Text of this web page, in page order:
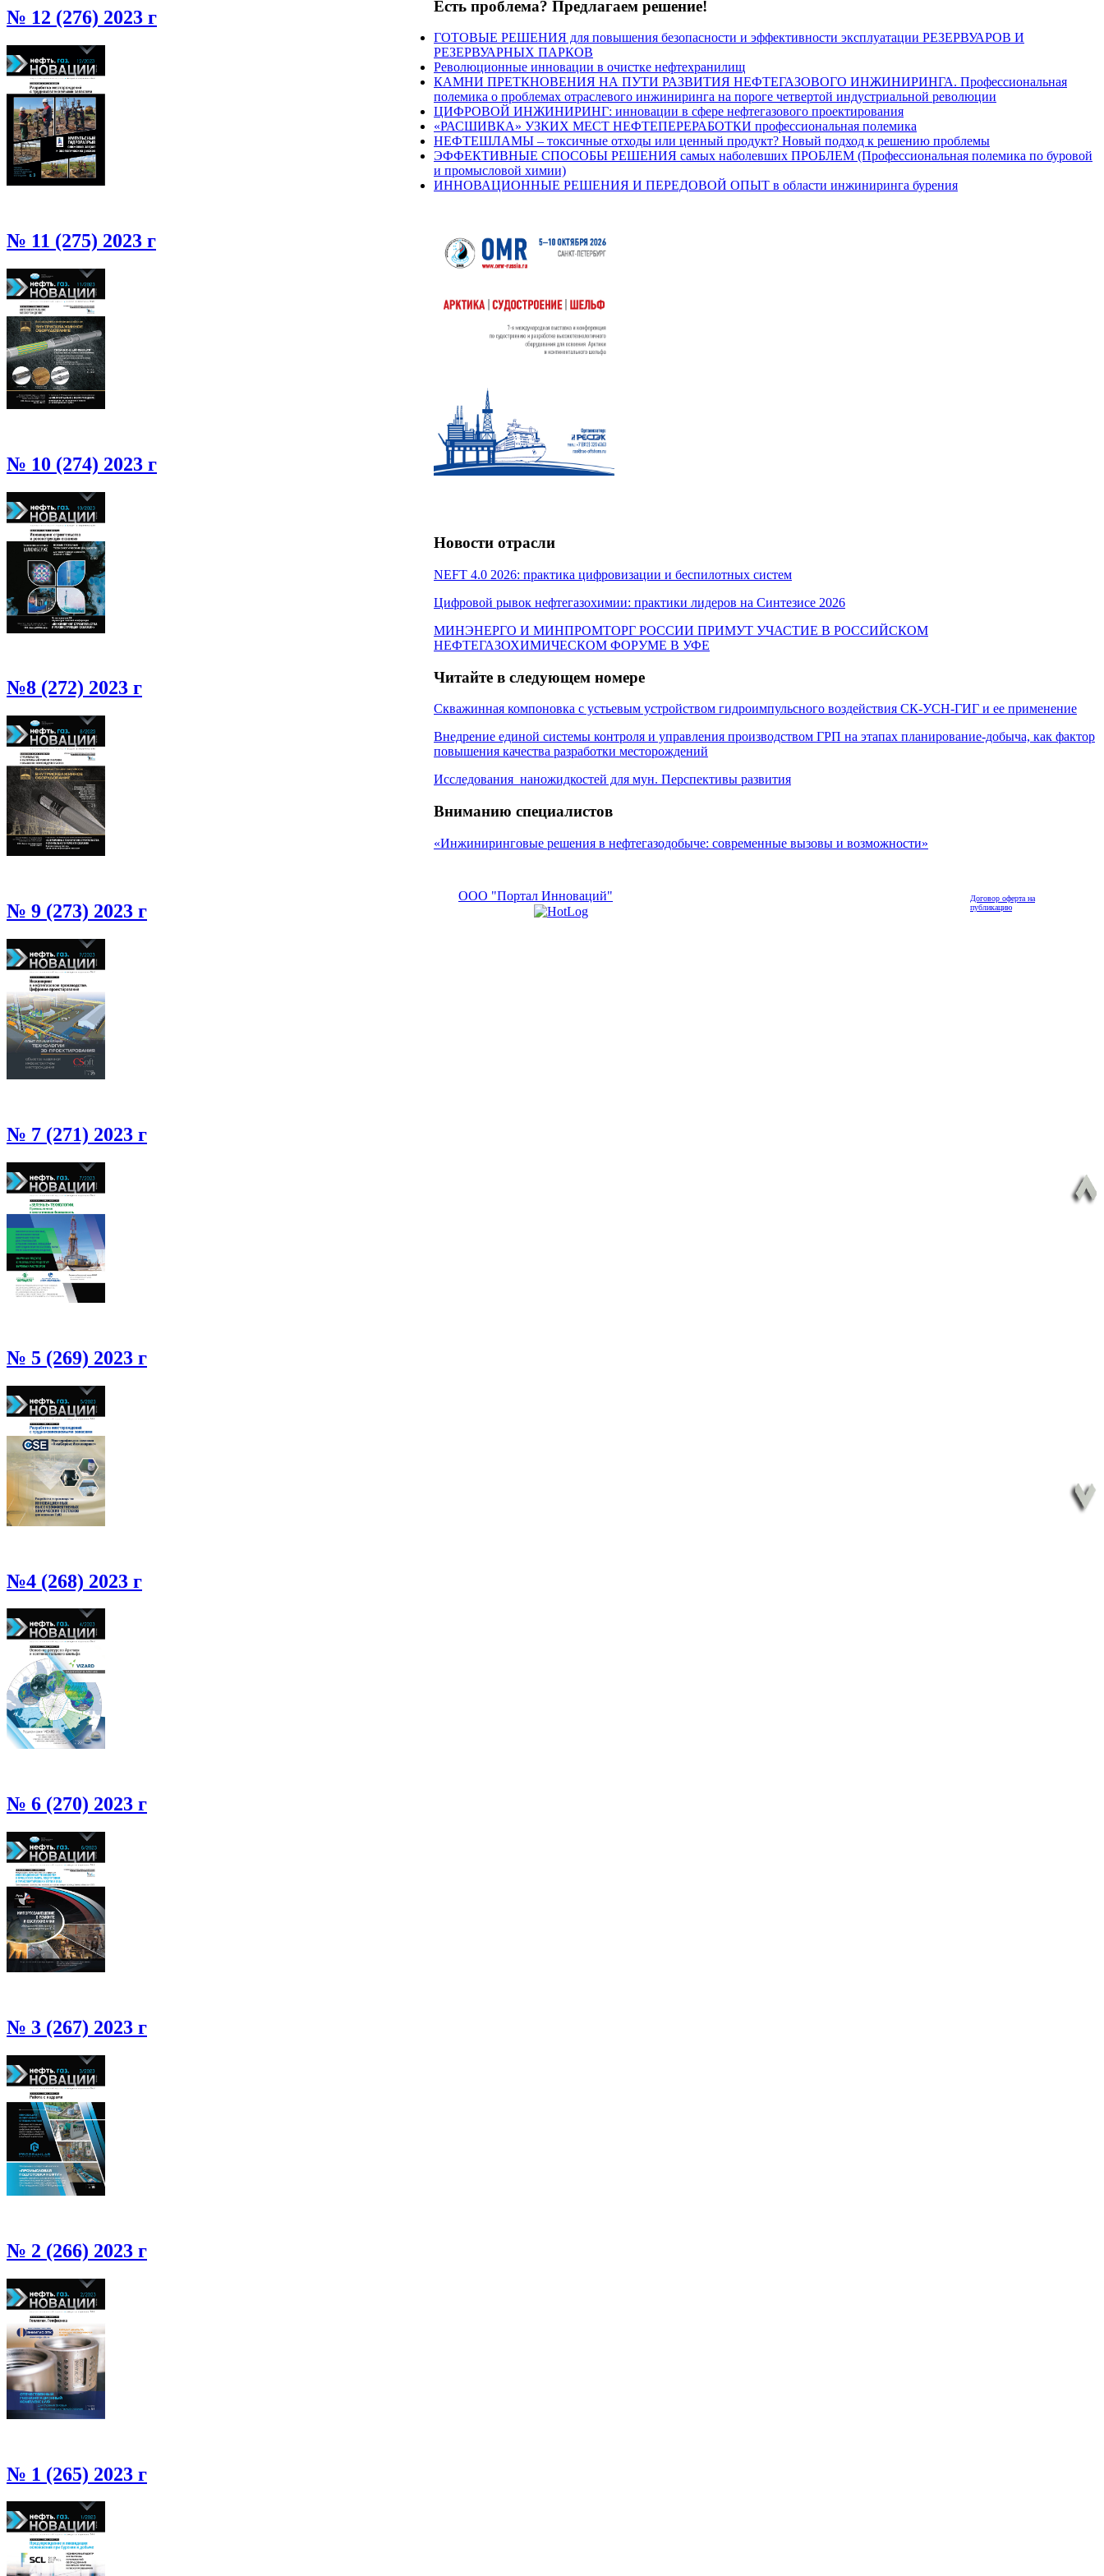
№ 12 (276) 2023 г
№ 11 (275) 2023 г
№ 10 (274) 2023 г
№8 (272) 2023 г
№ 9 (273) 2023 г
№ 7 (271) 2023 г
№ 5 (269) 2023 г
№4 (268) 2023 г
№ 6 (270) 2023 г
№ 3 (267) 2023 г
№ 2 (266) 2023 г
№ 1 (265) 2023 г
Есть проблема? Предлагаем решение!
ГОТОВЫЕ РЕШЕНИЯ для повышения безопасности и эффективности эксплуатации РЕЗЕРВУАРОВ И
РЕЗЕРВУАРНЫХ ПАРКОВ
Революционные инновации в очистке нефтехранилищ
КАМНИ ПРЕТКНОВЕНИЯ НА ПУТИ РАЗВИТИЯ НЕФТЕГАЗОВОГО ИНЖИНИРИНГА. Профессиональная
полемика о проблемах отраслевого инжиниринга на пороге четвертой индустриальной революции
ЦИФРОВОЙ ИНЖИНИРИНГ: инновации в сфере нефтегазового проектирования
«РАСШИВКА» УЗКИХ МЕСТ НЕФТЕПЕРЕРАБОТКИ профессиональная полемика
НЕФТЕШЛАМЫ – токсичные отходы или ценный продукт? Новый подход к решению проблемы
ЭФФЕКТИВНЫЕ СПОСОБЫ РЕШЕНИЯ самых наболевших ПРОБЛЕМ (Профессиональная полемика по буровой
и промысловой химии)
ИННОВАЦИОННЫЕ РЕШЕНИЯ И ПЕРЕДОВОЙ ОПЫТ в области инжиниринга бурения
Новости отрасли
NEFT 4.0 2026: практика цифровизации и беспилотных систем
Цифровой рывок нефтегазохимии: практики лидеров на Синтезисе 2026
МИНЭНЕРГО И МИНПРОМТОРГ РОССИИ ПРИМУТ УЧАСТИЕ В РОССИЙСКОМ
НЕФТЕГАЗОХИМИЧЕСКОМ ФОРУМЕ В УФЕ
Читайте в следующем номере
Скважинная компоновка с устьевым устройством гидроимпульсного воздействия СК-УСН-ГИГ и ее применение
Внедрение единой системы контроля и управления производством ГРП на этапах планирование-добыча, как фактор
повышения качества разработки месторождений
Исследования наножидкостей для мун. Перспективы развития
Вниманию специалистов
«Инжиниринговые решения в нефтегазодобыче: современные вызовы и возможности»
ООО "Портал Инноваций"
Договор оферта на
публикацию